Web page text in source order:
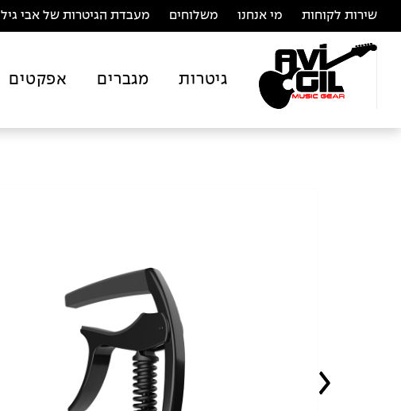
שירות לקוחות מי אנחנו משלוחים מעבדת הגיטרות של אבי גיל
גיטרות מגברים אפקטים